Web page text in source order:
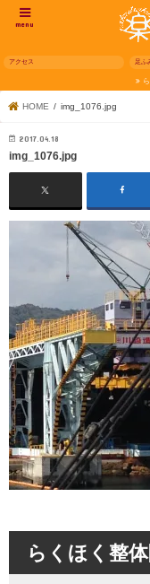
menu
アクセス 足ふ
HOME img_1076.jpg
2017.04.18
img_1076.jpg
らくほく整